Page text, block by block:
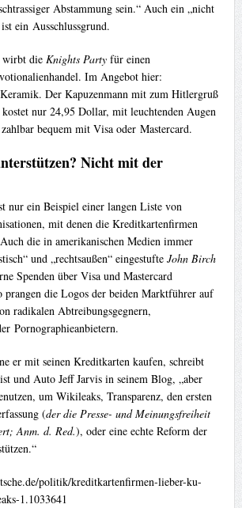
Abstammung sein.“ Auch ein „nicht
ein Ausschlussgrund.
wirbt die Knights Party für einen
Im Angebot hier:
Der Kapuzenmann mit zum Hitlergruß
nur 24,95 Dollar, mit leuchtenden Augen
bequem mit Visa oder Mastercard.
Nicht mit der
nur ein Beispiel einer langen Liste von
mit denen die Kreditkartenfirmen
die in amerikanischen Medien immer
und „rechtsaußen“ eingestufte John Birch
Spenden über Visa und Mastercard
prangen die Logos der beiden Marktführer auf
radikalen Abtreibungsgegnern,
Pornographieanbietern.
er mit seinen Kreditkarten kaufen, schreibt
und Auto Jeff Jarvis in seinem Blog, „aber
um Wikileaks, Transparenz, den ersten
(der die Presse- und Meinungsfreiheit
Anm. d. Red.), oder eine echte Reform der
politik/kreditkartenfirmen-lieber-ku-
1.1033641